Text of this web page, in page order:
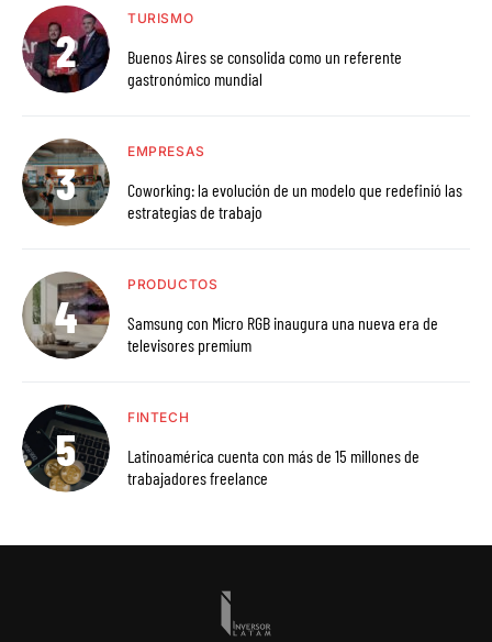
TURISMO
Buenos Aires se consolida como un referente
gastronómico mundial
EMPRESAS
Coworking: la evolución de un modelo que redefinió las
estrategias de trabajo
PRODUCTOS
Samsung con Micro RGB inaugura una nueva era de
televisores premium
FINTECH
Latinoamérica cuenta con más de 15 millones de
trabajadores freelance